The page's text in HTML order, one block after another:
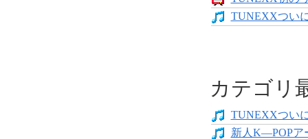
TUNEXXつい
カテゴリ
TUNEXXつい
新人K―POPア